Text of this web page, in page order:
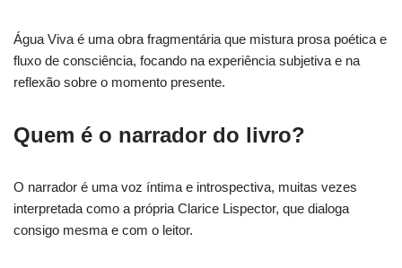
Água Viva é uma obra fragmentária que mistura prosa poética e
fluxo de consciência, focando na experiência subjetiva e na
reflexão sobre o momento presente.
Quem é o narrador do livro?
O narrador é uma voz íntima e introspectiva, muitas vezes
interpretada como a própria Clarice Lispector, que dialoga
consigo mesma e com o leitor.